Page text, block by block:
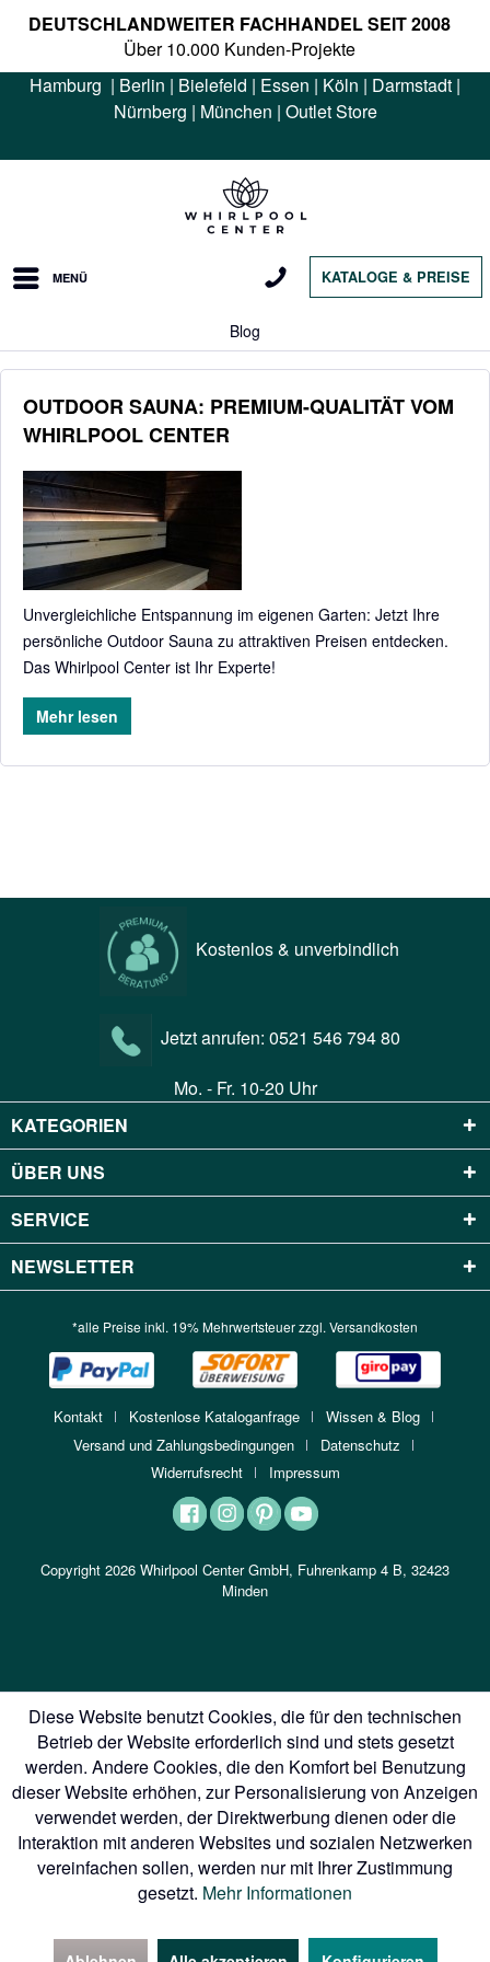
DEUTSCHLANDWEITER FACHHANDEL SEIT 2008
Über 10.000 Kunden-Projekte
Hamburg | Berlin | Bielefeld | Essen | Köln | Darmstadt |
Nürnberg | München | Outlet Store
MENÜ KATALOGE & PREISE
Blog
OUTDOOR SAUNA: PREMIUM-QUALITÄT VOM
WHIRLPOOL CENTER
Unvergleichliche Entspannung im eigenen Garten: Jetzt Ihre
persönliche Outdoor Sauna zu attraktiven Preisen entdecken.
Das Whirlpool Center ist Ihr Experte!
Mehr lesen
Kostenlos & unverbindlich
Jetzt anrufen: 0521 546 794 80
Mo. - Fr. 10-20 Uhr
KATEGORIEN
ÜBER UNS
SERVICE
NEWSLETTER
*alle Preise inkl. 19% Mehrwertsteuer zzgl. Versandkosten
Kontakt Kostenlose Kataloganfrage
Wissen & Blog
Versand und Zahlungsbedingungen
Datenschutz
Widerrufsrecht
Impressum
Copyright 2026 Whirlpool Center GmbH, Fuhrenkamp 4 B, 32423
Minden
Diese Website benutzt Cookies, die für den technischen
Betrieb der Website erforderlich sind und stets gesetzt
werden. Andere Cookies, die den Komfort bei Benutzung
dieser Website erhöhen, zur Personalisierung von Anzeigen
verwendet werden, der Direktwerbung dienen oder die
Interaktion mit anderen Websites und sozialen Netzwerken
vereinfachen sollen, werden nur mit Ihrer Zustimmung
gesetzt. Mehr Informationen